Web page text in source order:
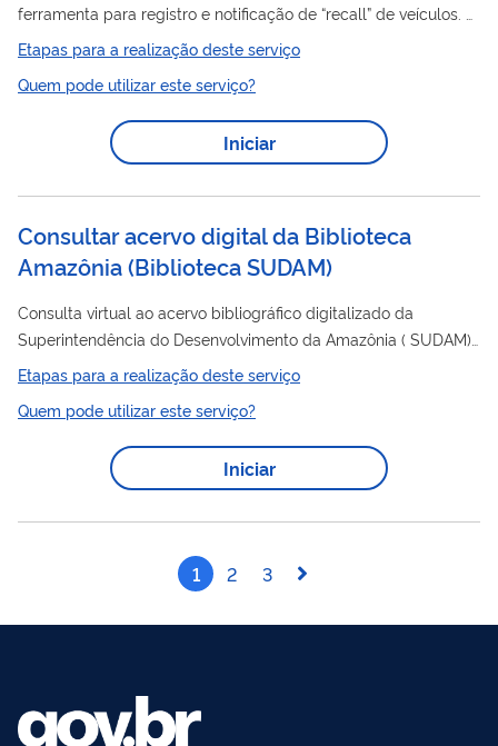
ferramenta para registro e notificação de “recall” de veículos. O
“recall” é feito quando a empresa identifica algum item com
problema no veículo e solicita aos proprietários que
compareçam em locais informados para o conserto deste
eventos de “recall”, além de consulta, envio de notificações aos
integrada a vários...
Etapas para a realização deste serviço
Quem pode utilizar este serviço?
Iniciar
Consultar acervo digital da Biblioteca
Amazônia(Biblioteca SUDAM)
Consulta virtual ao acervo bibliográfico digitalizado da
Superintendência do Desenvolvimento da Amazônia ( SUDAM).
O acervo contém obras sobre a amazônia.
Etapas para a realização deste serviço
Quem pode utilizar este serviço?
Iniciar
1 2 3